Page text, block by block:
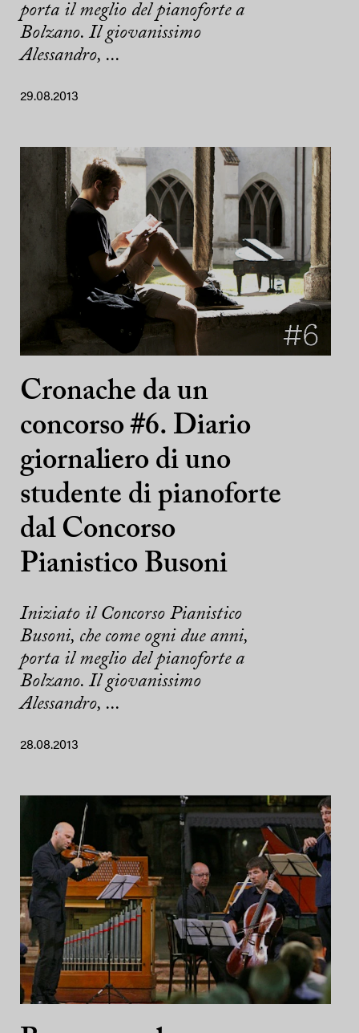
porta il meglio del pianoforte a
Bolzano. Il giovanissimo
Alessandro, ...
29.08.2013
Cronache da un
concorso #6. Diario
giornaliero di uno
studente di pianoforte
dal Concorso
Pianistico Busoni
Iniziato il Concorso Pianistico
Busoni, che come ogni due anni,
porta il meglio del pianoforte a
Bolzano. Il giovanissimo
Alessandro, ...
28.08.2013